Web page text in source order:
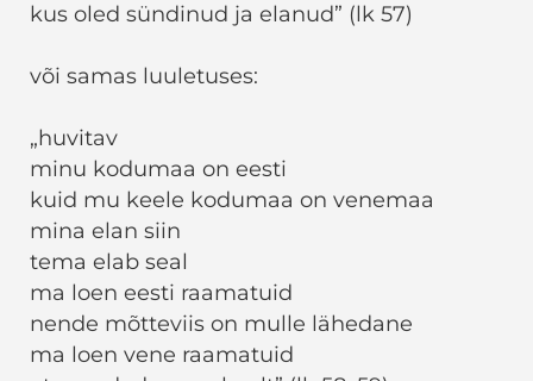
kus oled sündinud ja elanud” (lk 57)
või samas luuletuses:
„huvitav
minu kodumaa on eesti
kuid mu keele kodumaa on venemaa
mina elan siin
tema elab seal
ma loen eesti raamatuid
nende mõtteviis on mulle lähedane
ma loen vene raamatuid